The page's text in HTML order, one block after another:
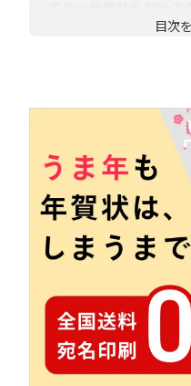
早めにスケジュール
ネット印刷や投函代
速達も検討する
年賀状を送っていな
る？
年賀状と寒中見舞いの
目次